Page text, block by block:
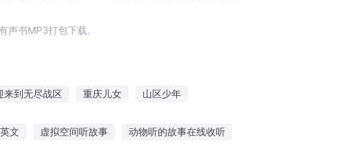
声书MP3打包下载。
来到无尽战区 重庆儿女 山区少年
文 虚拟空间听故事 动物听的故事在线收听